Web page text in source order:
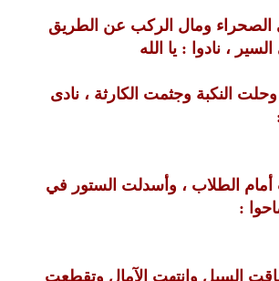
الصحراء ومال الركب عن الطريق
، نادوا : يا الله
النكبة وجثمت الكارثة ، نادى
أمام الطلاب ، وأسدلت الستور في
:
السبل وانتهت الآمال وتقطعت